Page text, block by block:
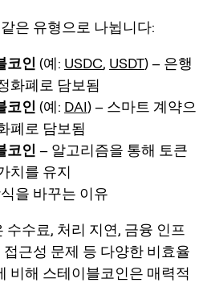
은 유형으로 나뉩니다:
코인 (예: USDC, USDT) – 은행
화폐로 담보됨
코인 (예: DAI) – 스마트 계약으
폐로 담보됨
코인 – 알고리즘을 통해 토큰
치를 유지
을 바꾸는 이유
수료, 처리 지연, 금융 인프
근성 문제 등 다양한 비효율
비해 스테이블코인은 매력적